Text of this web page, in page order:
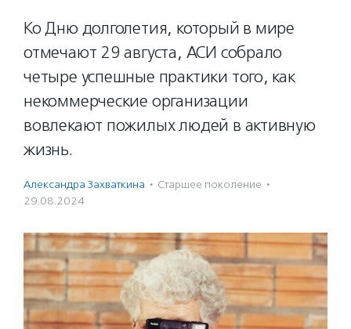
Ко Дню долголетия, который в мире
отмечают 29 августа, АСИ собрало
четыре успешные практики того, как
некоммерческие организации
вовлекают пожилых людей в активную
жизнь.
Александра Захваткина · Старшее поколение ·
29.08.2024